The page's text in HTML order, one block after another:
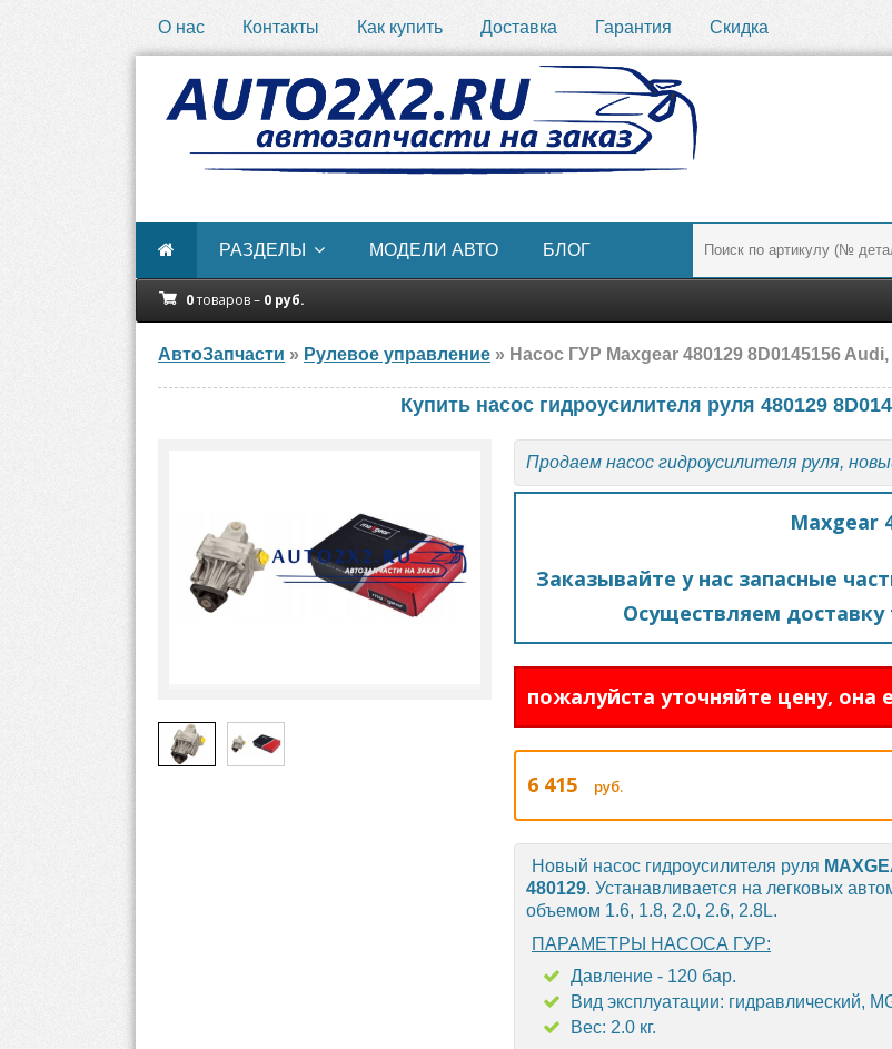
О нас Контакты Как купить Доставка Гарантия Скидка
РАЗДЕЛЫ МОДЕЛИ АВТО БЛОГ
0товаров – 0 руб.
АвтоЗапчасти » Рулевое управление » Насос ГУР Maxgear 480129 8D0145156
Купить насос гидроусилителя руля 480129
Продаем насос гидроусилителя руля,
Maxgear
Заказывайте у нас запасные
Осуществляем
пожалуйста уточняйте цену, она
6 415 руб.
Новый насос гидроусилителя руля
480129. Устанавливается на легковых
объемом 1.6, 1.8, 2.0, 2.6, 2.8L.
ПАРАМЕТРЫ НАСОСА ГУР:
Давление - 120 бар.
Вид эксплуатации: гидравлический,
Вес: 2.0 кг.